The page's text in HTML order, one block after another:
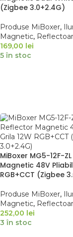
(Zigbee 3.0+2.4G)
Produse MiBoxer,
Magnetic,
169,00 lei
5 în stoc
MiBoxer MG5-12F-
Magnetic 48V
RGB+CCT (Zigbee
Produse MiBoxer,
Magnetic,
252,00 lei
3 în stoc